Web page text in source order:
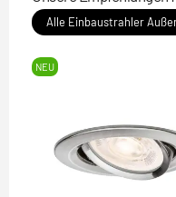
Alle Einbaustrahler
NEU